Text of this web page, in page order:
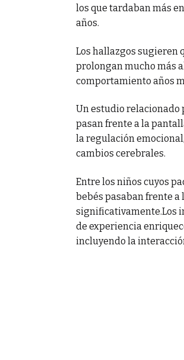
los que tardaban más
años.
Los hallazgos sugieren
prolongan mucho más
comportamiento años
Un estudio relacionado
pasan frente a la
la regulación
cambios cerebrales.
Entre los niños cuyos
bebés pasaban frente
significativamente.Los
de experiencia
incluyendo la